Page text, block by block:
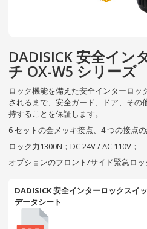
DADISICK 安全イン
チ OX-W5 シリーズ
ロック機能を備えた安全インターロッ
されるまで、安全ガード、ドア、その
持することを保証します。
6 セットの金メッキ接点、4 つの接点の
ロック力1300N；DC 24V / AC 110V；
オプションのフロント/サイド緊急ロッ
DADISICK 安全インターロックスイ
データシート